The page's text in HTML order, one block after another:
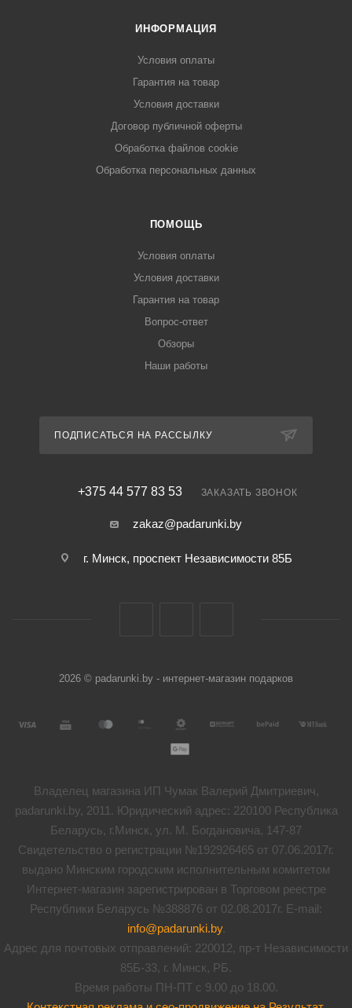
ИНФОРМАЦИЯ
Условия оплаты
Гарантия на товар
Условия доставки
Договор публичной оферты
Обработка файлов cookie
Обработка персональных данных
ПОМОЩЬ
Условия оплаты
Условия доставки
Гарантия на товар
Вопрос-ответ
Обзоры
Наши работы
ПОДПИСАТЬСЯ НА РАССЫЛКУ
+375 44 577 83 53 ЗАКАЗАТЬ ЗВОНОК
zakaz@padarunki.by
г. Минск, проспект Независимости 85Б
2026 © padarunki.by - интернет-магазин подарков
Владелец магазина ИП Чумак Валерий Дмитриевич,
padarunki.by, 2011. Юридический адрес: 220100 Республика
Беларусь, г.Минск, ул. М. Богдановича, 147-87
Свидетельство о регистрации №192926465 от 07.06.2017г.
выдано Минским городским исполнительным комитетом
Интернет-магазин зарегистрирован в Торговом реестре
Республики Беларусь №388876 от 02.08.2017г. E-mail:
info@padarunki.by.
Адрес для почтовых отправлений: 220012, пр-т Независимости
85Б-33, г. Минск, РБ.
Время работы ПН-ПТ с 9.00 до 18.00.